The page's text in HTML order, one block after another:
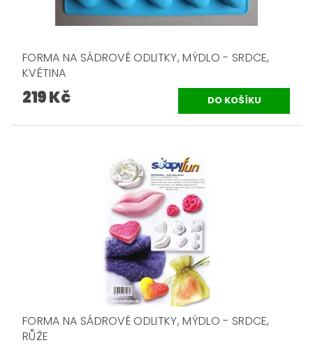
FORMA NA SÁDROVÉ ODLITKY, MÝDLO - SRDCE,
KVĚTINA
219 Kč
FORMA NA SÁDROVÉ ODLITKY, MÝDLO - SRDCE,
RŮŽE